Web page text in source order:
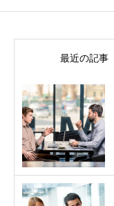
最近の記事